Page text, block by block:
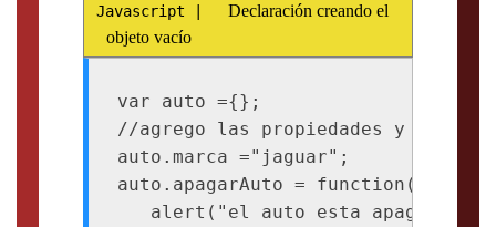
Declaración creando el
objeto vacío
var auto ={};
//agrego las propiedades y
auto.marca ="jaguar";
auto.apagarAuto = function(){
   alert("el auto esta apagado");